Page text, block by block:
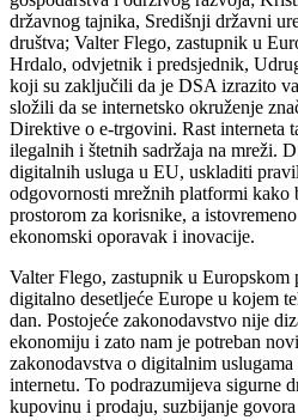
državnog tajnika, Središnji državni
društva; Valter Flego, zastupnik u
Hrdalo, odvjetnik i predsjednik,
koji su zaključili da je DSA izrazito
složili da se internetsko okruženje
Direktive o e-trgovini. Rast interneta
ilegalnih i štetnih sadržaja na mreži.
digitalnih usluga u EU, uskladiti
odgovornosti mrežnih platformi kako
prostorom za korisnike, a
ekonomski oporavak i inovacije.
Valter Flego, zastupnik u Europskom
digitalno desetljeće Europe u kojem
dan. Postojeće zakonodavstvo nije
ekonomiju i zato nam je potreban
zakonodavstva o digitalnim
internetu. To podrazumijeva sigurne
kupovinu i prodaju, suzbijanje